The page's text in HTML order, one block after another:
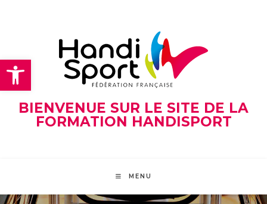
Ouvrir la barre d’outils
BIENVENUE SUR LE SITE DE LA
FORMATION HANDISPORT
MENU